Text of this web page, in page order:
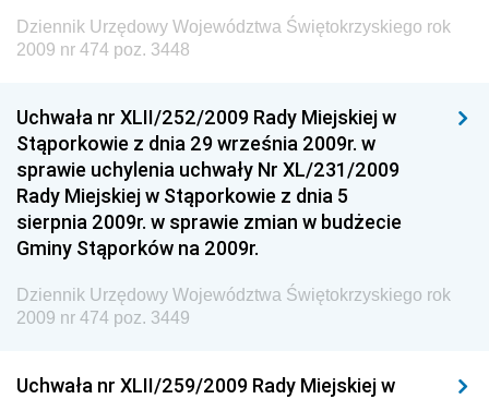
Dziennik Urzędowy Ministra Finansów, Inwestycji i
Rozwoju
Dziennik Urzędowy Ministra Sportu
Dziennik Urzędowy Ministra Funduszy i Polityki
Regionalnej
Dziennik Urzędowy Ministra Aktywów Państwowych
Dziennik Urzędowy Ministra Zdrowia
Dziennik Urzędowy Ministra Środowiska i Głównego
Inspektora Ochrony Środowiska
Dziennik Urzędowy Województwa Świętokrzyskiego rok
2009 nr 474 poz. 3448
Uchwała nr XLII/252/2009 Rady Miejskiej w
Stąporkowie z dnia 29 września 2009r. w
sprawie uchylenia uchwały Nr XL/231/2009
Rady Miejskiej w Stąporkowie z dnia 5
sierpnia 2009r. w sprawie zmian w budżecie
Gminy Stąporków na 2009r.
Dziennik Urzędowy Województwa Świętokrzyskiego rok
2009 nr 474 poz. 3449
Uchwała nr XLII/259/2009 Rady Miejskiej w